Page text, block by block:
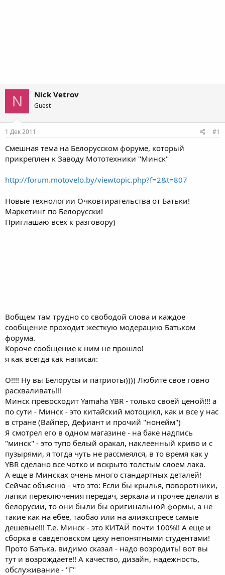
N Nick Vetrov
Guest
1 Дек 2011 #1
Смешная тема на Белорусском форуме, который
прикреплен к Заводу Мототехники "Минск"
http://forum.motovelo.by/viewtopic.php?f=2&t=807
Новые технологии Очковтирательства от Батьки!
Маркетинг по Белорусски!
Приглашаю всех к разговору)
Вобщем там трудно со свободой слова и каждое
сообщение проходит жесткую модерацию Батьком
форума.
Короче сообщение к ним не прошло!
я как всегда как написал:
О!!!! Ну вы Белорусы и патриоты)))) Любите свое говно
расхваливать!!!
Минск превосходит Yamaha YBR - только своей ценой!!! а
по сути - Минск - это китайский мотоцикл, как и все у нас
в стране (Вайпер, Дефиант и прочий "нонейм")
Я смотрел его в одном магазине - на баке надпись
"минск" - это тупо белый оракал, наклеенный криво и с
пузырями, я тогда чуть не рассмеялся, в то время как у
YBR сделано все чотко и вскрыто толстым слоем лака.
А еще в Минсках очень много стандартных деталей!
Сейчас объясню - что это: Если бы крылья, поворотники,
лапки переключения передач, зеркала и прочее делали в
белорусии, то они были бы оригинальной формы, а не
такие как на ебее, таобао или на алиэкспресе самые
дешевые!!! Т.е. Минск - это КИТАЙ почти 100%!! А еще и
сборка в савдеповском цеху непонятными студентами!
Прото Батька, видимо сказал - надо возродить! вот вы
тут и возрождаете!! А качество, дизайн, надежность,
обслуживание - "Г"